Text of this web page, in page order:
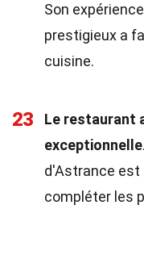
Son
prestigieux a
cuisine.
23
Le restaurant
exceptionnelle
d'Astrance est
compléter les